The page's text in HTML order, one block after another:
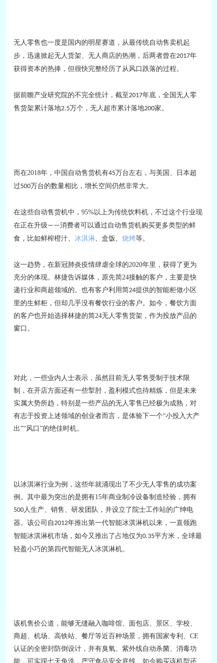
无人零售也一度是国内的明星赛道，从最传统自动售卖机起
步，迅速掀起无人货架、无人商店的热潮，后两者曾在2017年
获得资本的热捧，但很快完整经历了从风口跌落的过程。
据前瞻产业研究院的不完全统计，截至2017年底，全国无人零
售货架累计落地2.5万个，无人超市累计落地200家。
而在2018年，中国自动售货机有45万台左右，与美国、日本超
过500万台的数量相比，增长空间仍然非常大。
在这些自动售货机中，95%以上为传统饮料机，不过这个行业现
在正在升级——消费者可以通过自动售货机购买更多类型的鲜
食，比如鲜榨橙汁、 冰淇淋、盒饭、烧烤等。
这一趋势，在新冠肺炎疫情肆虐全球的2020年里，获得了更为
充分的体现。林捷告诉媒体 ，原先简24接触的客户，主要是快
递行业和商超领域的。也有客户利用简24提供的智能柜做小区
里的生鲜柜，但却几乎没有餐饮行业的客户。如今，餐饮方面
的客户也开始选择林捷的简24无人零售货架，作为投放产品的
窗口。
对此，一些业内人士表示，虽然目前无人零售受制于技术限
制，在开店方面还有一些掣肘，盈利模式也待精炼，但是未来
实属大势所趋，特别是一些产品的无人零售已经极为成熟，对
有志于投资上述领域的创业者而言，是体验下一个“小投入大产
出”“风口”的绝佳时机。
以冰淇淋行业为例，这些年就涌现出了不少无人零售的成功案
例。其中最为突出的是拥有15年商业制冷设备制造经验，拥有
500 人生产、销售、研发团队，并设立了院士工作站的广绅电
器。该公司自2012年推出第一代智能冰淇淋机以来，一直领跑
智能冰淇淋机市场，如今又推出了占地仅为0.35平方米，全球最
轻盈小巧的第四代智能无人冰淇淋机。
该机售价公道，能够无缝融入咖啡馆、面包店、景区、学校、
商超、机场、高铁站、餐厅等近百种场景，拥有国家专利、CE
认证的全密封防倒设计，并有臭氧、紫外线自动杀菌、消毒功
能，可实现七天免洗，严守食品安全底线。如今购买该机型还